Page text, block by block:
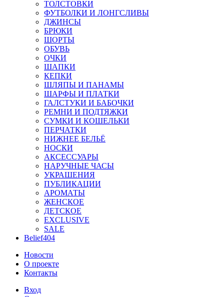
ТОЛСТОВКИ
ФУТБОЛКИ И ЛОНГСЛИВЫ
ДЖИНСЫ
БРЮКИ
ШОРТЫ
ОБУВЬ
ОЧКИ
ШАПКИ
КЕПКИ
ШЛЯПЫ И ПАНАМЫ
ШАРФЫ И ПЛАТКИ
ГАЛСТУКИ И БАБОЧКИ
РЕМНИ И ПОДТЯЖКИ
СУМКИ И КОШЕЛЬКИ
ПЕРЧАТКИ
НИЖНЕЕ БЕЛЬЁ
НОСКИ
АКСЕССУАРЫ
НАРУЧНЫЕ ЧАСЫ
УКРАШЕНИЯ
ПУБЛИКАЦИИ
АРОМАТЫ
ЖЕНСКОЕ
ДЕТСКОЕ
EXCLUSIVE
SALE
Belief404
Новости
О проекте
Контакты
Вход